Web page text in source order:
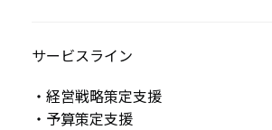
サービスライン
・経営戦略策定支援
・予算策定支援